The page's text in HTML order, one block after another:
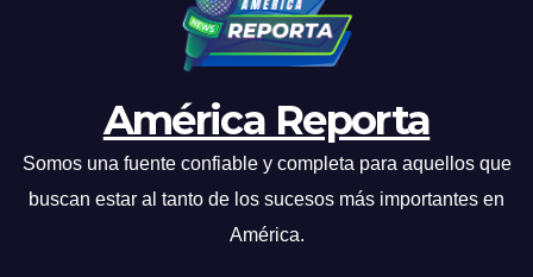
América Reporta
Somos una fuente confiable y completa para aquellos que
buscan estar al tanto de los sucesos más importantes en
América.